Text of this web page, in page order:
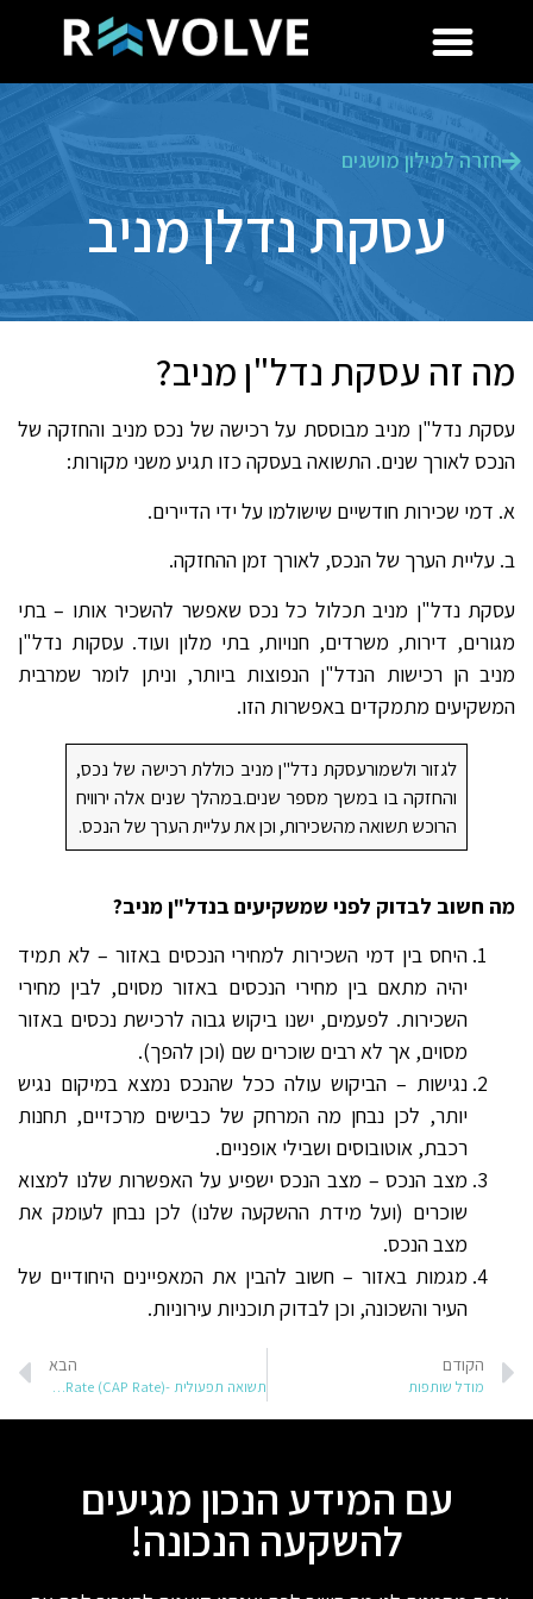
חזרה למילון מושגים
עסקת נדלן מניב
מה זה עסקת נדל"ן מניב?
עסקת נדל"ן מניב מבוססת על רכישה של נכס מניב והחזקה של
הנכס לאורך שנים. התשואה בעסקה כזו תגיע משני מקורות:
א. דמי שכירות חודשיים שישולמו על ידי הדיירים.
ב. עליית הערך של הנכס, לאורך זמן ההחזקה.
עסקת נדל"ן מניב תכלול כל נכס שאפשר להשכיר אותו – בתי
מגורים, דירות, משרדים, חנויות, בתי מלון ועוד. עסקות נדל"ן
מניב הן רכישות הנדל"ן הנפוצות ביותר, וניתן לומר שמרבית
המשקיעים מתמקדים באפשרות הזו.
לגזור ולשמורעסקת נדל"ן מניב כוללת רכישה של נכס,
והחזקה בו במשך מספר שנים.במהלך שנים אלה ירוויח
הרוכש תשואה מהשכירות, וכן את עליית הערך של הנכס.
מה חשוב לבדוק לפני שמשקיעים בנדל"ן מניב?
היחס בין דמי השכירות למחירי הנכסים באזור – לא תמיד
יהיה מתאם בין מחירי הנכסים באזור מסוים, לבין מחירי
השכירות. לפעמים, ישנו ביקוש גבוה לרכישת נכסים באזור
מסוים, אך לא רבים שוכרים שם (וכן להפך).
נגישות – הביקוש עולה ככל שהנכס נמצא במיקום נגיש
יותר, לכן נבחן מה המרחק של כבישים מרכזיים, תחנות
רכבת, אוטובוסים ושבילי אופניים.
מצב הנכס – מצב הנכס ישפיע על האפשרות שלנו למצוא
שוכרים (ועל מידת ההשקעה שלנו) לכן נבחן לעומק את
מצב הנכס.
מגמות באזור – חשוב להבין את המאפיינים היחודיים של
העיר והשכונה, וכן לבדוק תוכניות עירוניות.
הקודם
מודל שותפות
הבא
תשואה תפעולית -(CAP Rate) Capitalization Rate
עם המידע הנכון מגיעים
להשקעה הנכונה!